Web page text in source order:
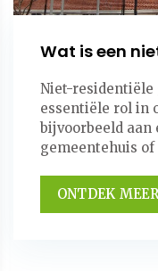
Wat is een
Niet-residentiële
essentiële rol in
bijvoorbeeld aan
gemeentehuis of
ONTDEK